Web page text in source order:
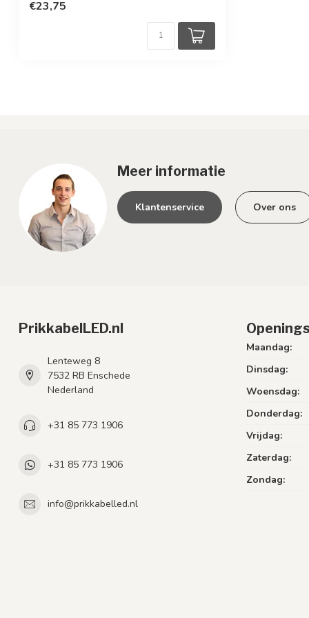
€23,75
Meer informatie
Klantenservice Over ons
PrikkabelLED.nl
Lenteweg 8
7532 RB Enschede
Nederland
+31 85 773 1906
+31 85 773 1906
info@prikkabelled.nl
Maandag:
Dinsdag:
Woensdag:
Donderdag:
Vrijdag:
Zaterdag:
Zondag: